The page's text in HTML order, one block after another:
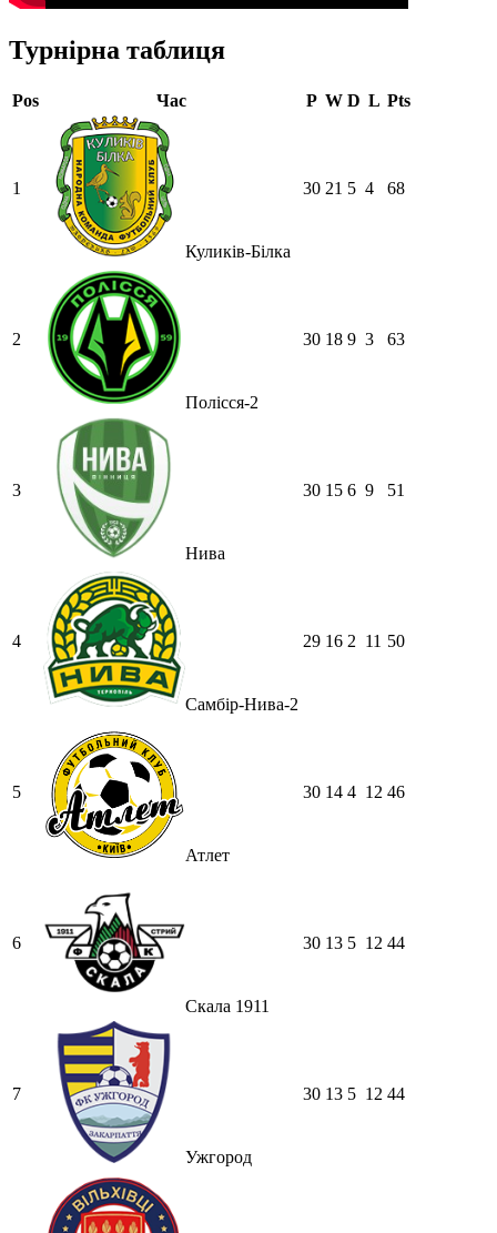
Турнірна таблиця
Pos Час P W D L Pts
1
Куликів-Білка
30 21 5 4 68
2
Полісся-2
30 18 9 3 63
3
Нива
30 15 6 9 51
4
Самбір-Нива-2
29 16 2 11 50
5
Атлет
30 14 4 12 46
6
Скала 1911
30 13 5 12 44
7
Ужгород
30 13 5 12 44